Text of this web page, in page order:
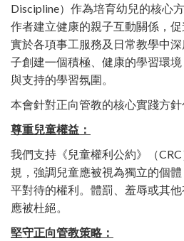
Discipline） 作為培育幼兒的核心
作者建立健康的親子互動關係 ， 促
實於各項事工服務及日常教學中深
子創建㇐個積極 健康的學習環境
與支持的學習氛圍 。
本會針對正向管教的核心實踐方
尊重兒童權益：
我們支持 《兒童權利公約》（CRC
規 ， 強調兒童應被視為獨立的個體
平對待的權利 。 體罰
羞辱或其
應被杜絕。
堅守正向管教策略：